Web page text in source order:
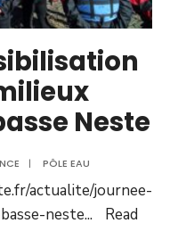
Neste
| PÔLE EAU
actualite/journee-
neste...
Read